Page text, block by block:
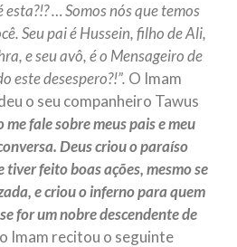
… Somos nós que temos
Seu pai é Hussein, filho de Ali,
e seu avô, é o Mensageiro de
este desespero?!”. O Imam
o seu companheiro Tawus
me fale sobre meus pais e meu
Deus criou o paraíso
tiver feito boas ações, mesmo se
e criou o inferno para quem
for um nobre descendente de
Imam recitou o seguinte